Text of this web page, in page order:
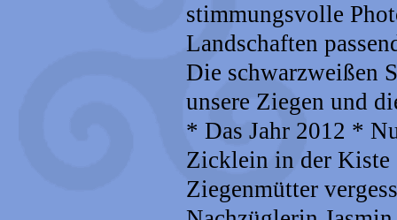
stimmungsvolle
Landschaften
Die schwarzweißen
unsere Ziegen und
* Das Jahr 2012 *
Zicklein in der Kiste
Ziegenmütter